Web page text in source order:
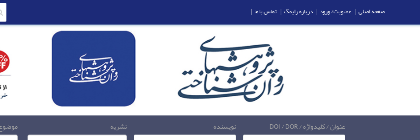
عنوان / کلیدواژه / DOI / DOR نویسنده
نشریه
صفحه اصلی | عضویت/ ورود | درباره رایمگ | تماس با ما |